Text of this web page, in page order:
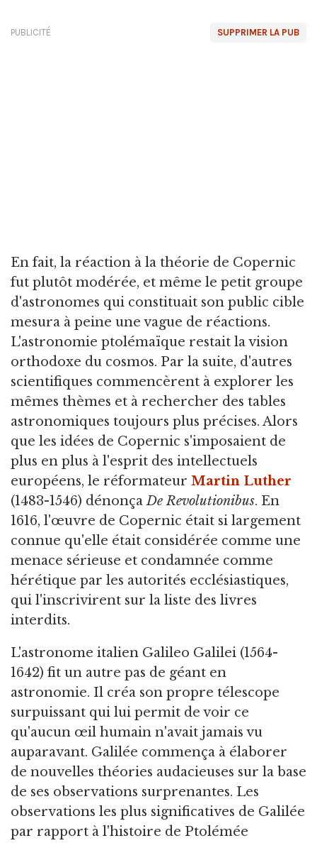
SUPPRIMER LA PUB
PUBLICITÉ
En fait, la réaction à la théorie de Copernic
fut plutôt modérée, et même le petit groupe
d'astronomes qui constituait son public cible
mesura à peine une vague de réactions.
L'astronomie ptolémaïque restait la vision
orthodoxe du cosmos. Par la suite, d'autres
scientifiques commencèrent à explorer les
mêmes thèmes et à rechercher des tables
astronomiques toujours plus précises. Alors
que les idées de Copernic s'imposaient de
plus en plus à l'esprit des intellectuels
européens, le réformateur Martin Luther
(1483-1546) dénonçaDe Revolutionibus. En
1616, l'œuvre de Copernic était si largement
connue qu'elle était considérée comme une
menace sérieuse et condamnée comme
hérétique par les autorités ecclésiastiques,
qui l'inscrivirent sur la liste des livres
interdits.
L'astronome italien Galileo Galilei (1564-
1642) fit un autre pas de géant en
astronomie. Il créa son propre télescope
surpuissant qui lui permit de voir ce
qu'aucun œil humain n'avait jamais vu
auparavant. Galilée commença à élaborer
de nouvelles théories audacieuses sur la base
de ses observations surprenantes. Les
observations les plus significatives de Galilée
par rapport à l'histoire de Ptolémée